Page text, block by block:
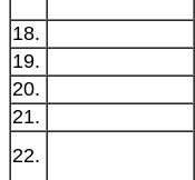
18.
19.
20.
21.
22.